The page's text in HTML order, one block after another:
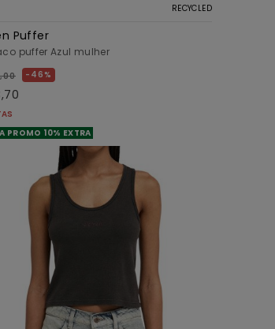
RECYCLED
Puffer
puffer Azul mulher
46%
PROMO 10% EXTRA